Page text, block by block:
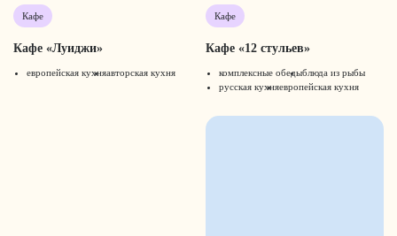
Кафе
Кафе «Луиджи»
европейская кухняавторская кухня
Кафе
Кафе «12 стульев»
комплексные обедыблюда из рыбы
русская кухняевропейская кухня